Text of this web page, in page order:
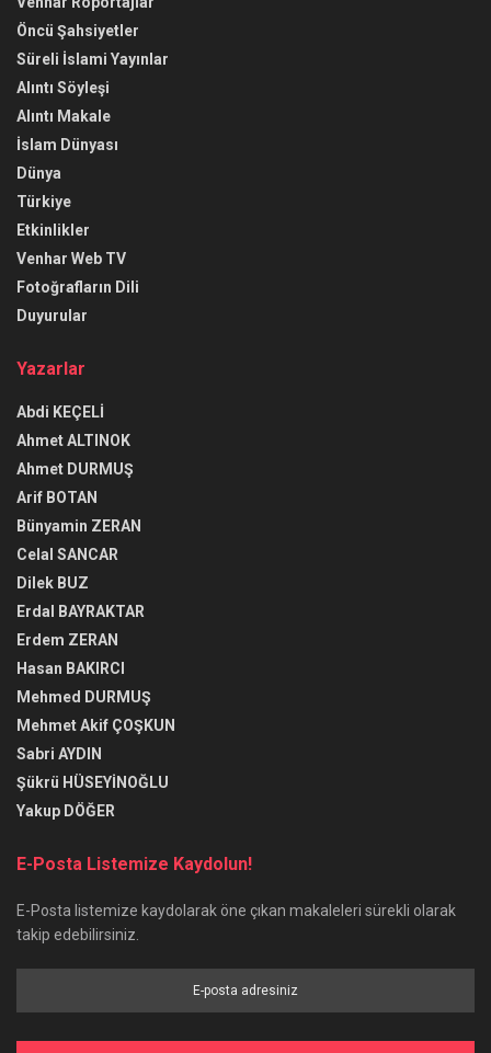
Öncü Şahsiyetler
Süreli İslami Yayınlar
Alıntı Söyleşi
Alıntı Makale
İslam Dünyası
Dünya
Türkiye
Etkinlikler
Venhar Web TV
Fotoğrafların Dili
Duyurular
Yazarlar
Abdi KEÇELİ
Ahmet ALTINOK
Ahmet DURMUŞ
Arif BOTAN
Bünyamin ZERAN
Celal SANCAR
Dilek BUZ
Erdal BAYRAKTAR
Erdem ZERAN
Hasan BAKIRCI
Mehmed DURMUŞ
Mehmet Akif ÇOŞKUN
Sabri AYDIN
Şükrü HÜSEYİNOĞLU
Yakup DÖĞER
E-Posta Listemize Kaydolun!
E-Posta listemize kaydolarak öne çıkan makaleleri sürekli olarak
takip edebilirsiniz.